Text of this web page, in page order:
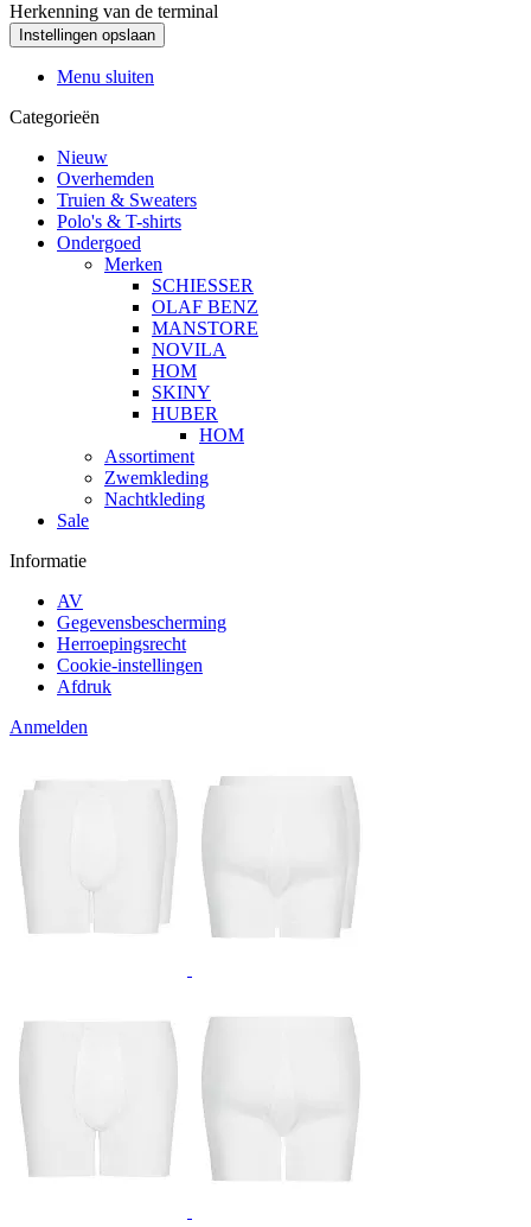
Herkenning van de terminal
Menu sluiten
Categorieën
Nieuw
Overhemden
Truien & Sweaters
Polo's & T-shirts
Ondergoed
Merken
SCHIESSER
OLAF BENZ
MANSTORE
NOVILA
HOM
SKINY
HUBER
HOM
Assortiment
Zwemkleding
Nachtkleding
Sale
Informatie
AV
Gegevensbescherming
Herroepingsrecht
Cookie-instellingen
Afdruk
Anmelden